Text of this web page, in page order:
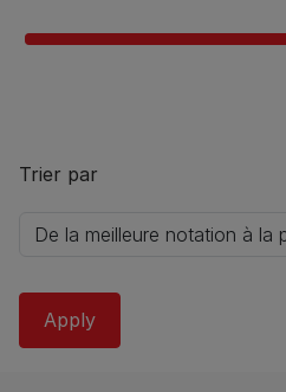
Trier par